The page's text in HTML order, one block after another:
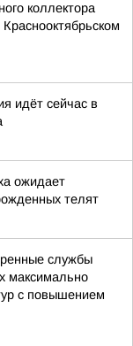
коллектора
идёт сейчас в
ожидает
телят
службы
максимально
с повышением